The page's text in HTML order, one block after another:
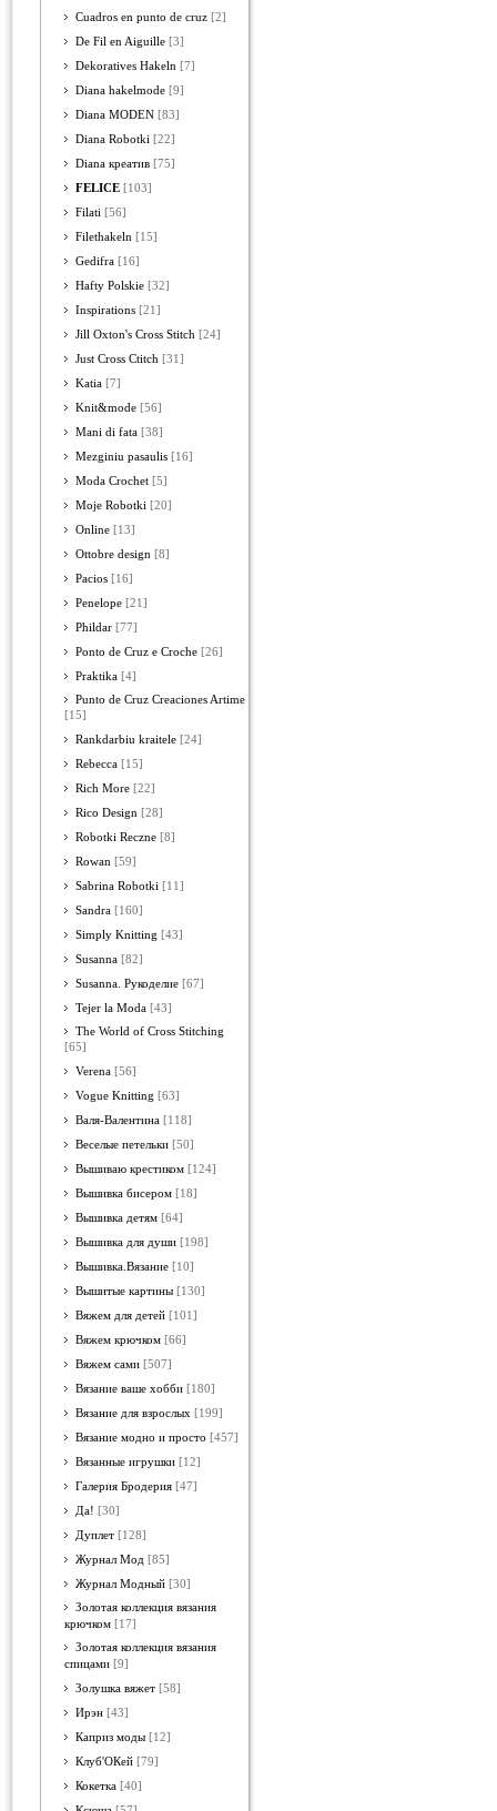
Cuadros en punto de cruz [2]
De Fil en Aiguille [3]
Dekoratives Hakeln [7]
Diana hakelmode [9]
Diana MODEN [83]
Diana Robotki [22]
Diana креатив [75]
FELICE [103]
Filati [56]
Filethakeln [15]
Gedifra [16]
Hafty Polskie [32]
Inspirations [21]
Jill Oxton's Cross Stitch [24]
Just Cross Ctitch [31]
Katia [7]
Knit&mode [56]
Mani di fata [38]
Mezginiu pasaulis [16]
Moda Crochet [5]
Moje Robotki [20]
Online [13]
Ottobre design [8]
Pacios [16]
Penelope [21]
Phildar [77]
Ponto de Cruz e Croche [26]
Praktika [4]
Punto de Cruz Creaciones Artime
[15]
Rankdarbiu kraitele [24]
Rebecca [15]
Rich More [22]
Rico Design [28]
Robotki Reczne [8]
Rowan [59]
Sabrina Robotki [11]
Sandra [160]
Simply Knitting [43]
Susanna [82]
Susanna. Рукоделие [67]
Tejer la Moda [43]
The World of Cross Stitching
[65]
Verena [56]
Vogue Knitting [63]
Валя-Валентина [118]
Веселые петельки [50]
Вышиваю крестиком [124]
Вышивка бисером [18]
Вышивка детям [64]
Вышивка для души [198]
Вышивка.Вязание [10]
Вышитые картины [130]
Вяжем для детей [101]
Вяжем крючком [66]
Вяжем сами [507]
Вязание ваше хобби [180]
Вязание для взрослых [199]
Вязание модно и просто [457]
Вязанные игрушки [12]
Галерия Бродерия [47]
Да! [30]
Дуплет [128]
Журнал Мод [85]
Журнал Модный [30]
Золотая коллекция вязания
крючком [17]
Золотая коллекция вязания
спицами [9]
Золушка вяжет [58]
Ирэн [43]
Каприз моды [12]
Клуб'ОКей [79]
Кокетка [40]